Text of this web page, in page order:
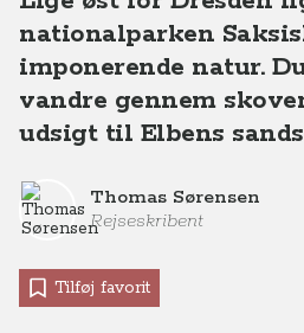
nationalparken
imponerende natur.
vandre gennem
udsigt til Elbens
Thomas Sørensen
Rejseskribent
Tilføj favorit